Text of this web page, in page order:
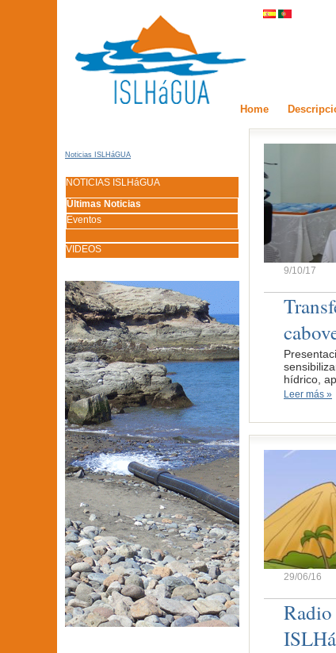
Home
Noticias ISLHáGUA
NOTICIAS ISLHáGUA
Últimas Noticias
Eventos
VIDEOS
9/10/17
hídrico,
Leer más »
29/06/16